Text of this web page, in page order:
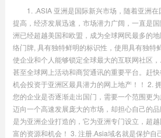
1. .ASIA 亚洲是国际新兴市场，随着亚洲
提高，经济发展迅速，市场潜力广阔，一直是
洲已经超越美国和欧盟，成为全球网民最多的
络门牌, 具有独特鲜明的标识性，使用具有独特
使企业和个人能够锁定全球最大的互联网社区
甚至全球网上活动和商贸通讯的重要平台。赶
机会投资于亚洲区最具潜力的网上地产！！ 2.
您的企业是否逐渐走出国门，需要一个范围更
迈向一个高速发展庞大的市场，却担心自己的
是为亚洲企业打造的，它为亚洲专门设立，超
富的资源和机会！ 3. 注册.Asia域名就是保护自